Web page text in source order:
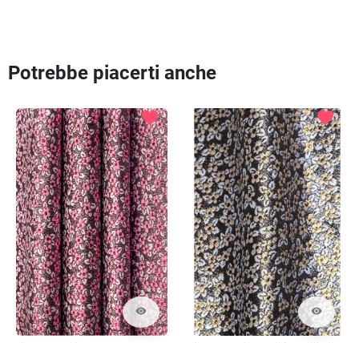
Potrebbe piacerti anche
visibility
favorite
visibility
favorite